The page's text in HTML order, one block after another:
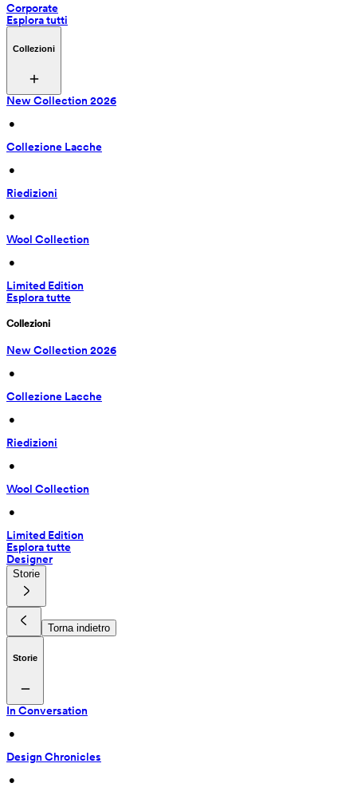
Corporate
Esplora tutti
Collezioni
New Collection 2026
•
Collezione Lacche
•
Riedizioni
•
Wool Collection
•
Limited Edition
Esplora tutte
Collezioni
New Collection 2026
•
Collezione Lacche
•
Riedizioni
•
Wool Collection
•
Limited Edition
Esplora tutte
Designer
Storie
Torna indietro
Storie
In Conversation
•
Design Chronicles
•